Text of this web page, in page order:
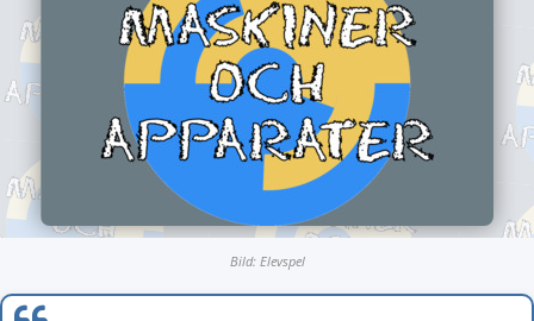
Bild: Elevspel